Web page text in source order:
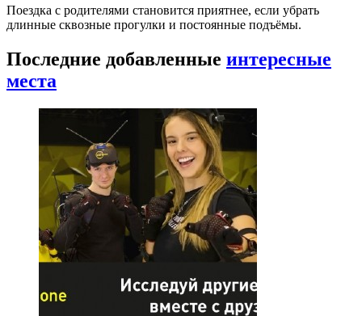
Поездка с родителями становится приятнее, если убрать
длинные сквозные прогулки и постоянные подъёмы.
Последние добавленные интересные
места